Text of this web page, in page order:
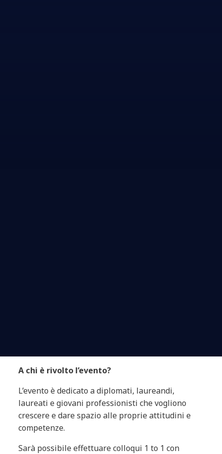
A chi è rivolto l’evento?
L’evento è dedicato a diplomati, laureandi,
laureati e giovani professionisti che vogliono
crescere e dare spazio alle proprie attitudini e
competenze.
Sarà possibile effettuare colloqui 1 to 1 con